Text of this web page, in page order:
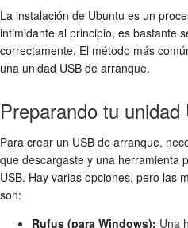
La instalación de Ubuntu es un
intimidante al principio, es bastante
correctamente. El método más
una unidad USB de arranque.
Preparando tu
Para crear un USB de arranque,
que descargaste y una herramienta
USB. Hay varias opciones, pero las
son:
Rufus (para Windows): Una